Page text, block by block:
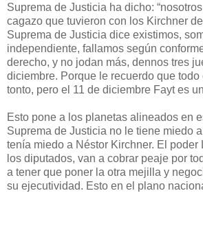
Suprema de Justicia ha dicho: “nosotros
cagazo que tuvieron con los Kirchner
Suprema de Justicia dice existimos,
independiente, fallamos según
derecho, y no jodan más, dennos tres
diciembre. Porque le recuerdo que todo
tonto, pero el 11 de diciembre Fayt es
Esto pone a los planetas alineados en
Suprema de Justicia no le tiene miedo
tenía miedo a Néstor Kirchner. El poder
los diputados, van a cobrar peaje por
a tener que poner la otra mejilla y
su ejecutividad. Esto en el plano